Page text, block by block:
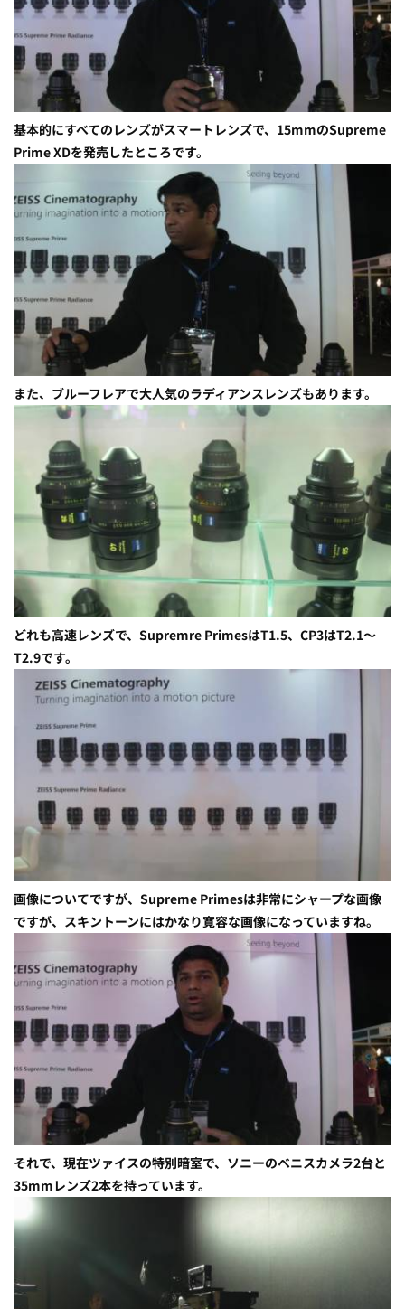
基本的にすべてのレンズがスマートレンズで、15mmのSupreme
Prime XDを発売したところです。
また、ブルーフレアで大人気のラディアンスレンズもあります。
どれも高速レンズで、Supremre PrimesはT1.5、CP3はT2.1～
T2.9です。
画像についてですが、Supreme Primesは非常にシャープな画像
ですが、スキントーンにはかなり寛容な画像になっていますね。
それで、現在ツァイスの特別暗室で、ソニーのベニスカメラ2台と
35mmレンズ2本を持っています。